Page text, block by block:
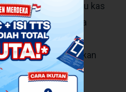
membuat buku kas
perhitungan bisa
Untuk membuat
perlu memasukkan
dipakai untuk